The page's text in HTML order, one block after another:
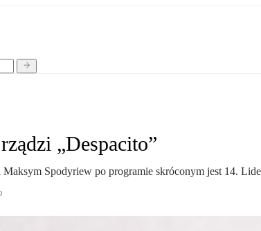
„Despacito”
Spodyriew po programie skróconym jest 14.